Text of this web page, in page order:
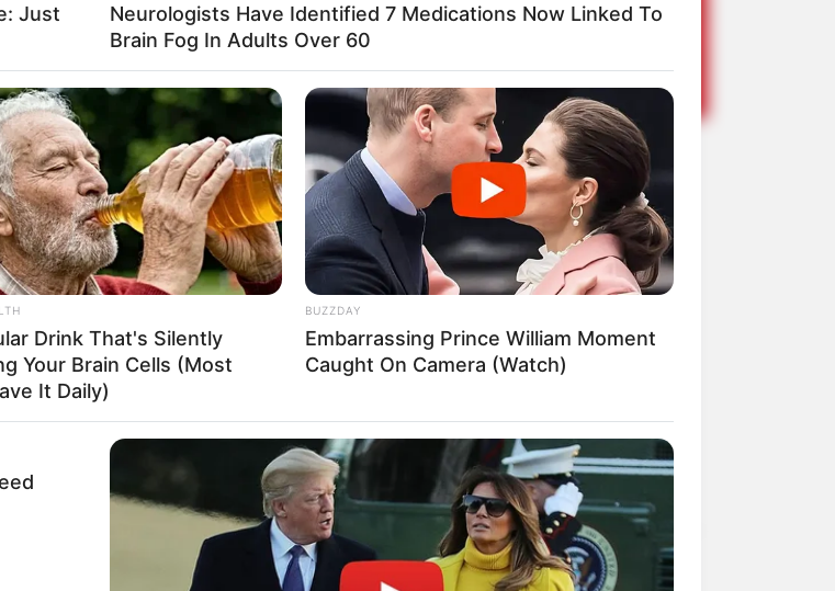
sofre queda na
em Cândido Mota
Nacional de Habilitação.
Just
Neurologists Have Identified 7 Medications Now Linked To
Brain Fog In Adults Over 60
Drink That's Silently
Your Brain Cells (Most
It Daily)
BUZZDAY
Embarrassing Prince William Moment
Caught On Camera (Watch)